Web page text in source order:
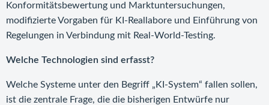
Konformitätsbewertung und Marktuntersuchungen,
modifizierte Vorgaben für KI-Reallabore und Einführung von
Regelungen in Verbindung mit Real-World-Testing.
Welche Technologien sind erfasst?
Welche Systeme unter den Begriff „KI-System“ fallen sollen,
ist die zentrale Frage, die die bisherigen Entwürfe nur